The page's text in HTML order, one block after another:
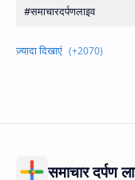
समाचार दर्पण